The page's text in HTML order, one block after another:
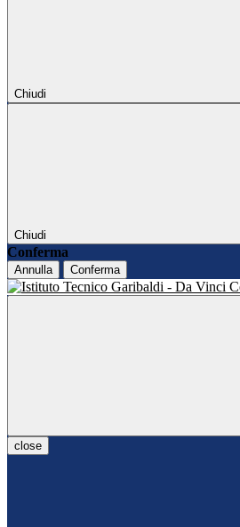
Chiudi
Chiudi
Conferma
Annulla Conferma
close